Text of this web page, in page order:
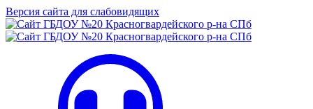
Версия сайта для слабовидящих